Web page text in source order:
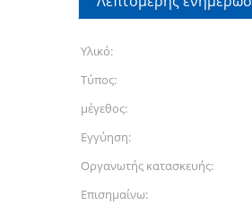
Υλικό:
Τύπος:
μέγεθος:
Εγγύηση:
Οργανωτής κατασκευής:
Επισημαίνω: